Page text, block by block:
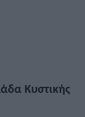
Κυστικής